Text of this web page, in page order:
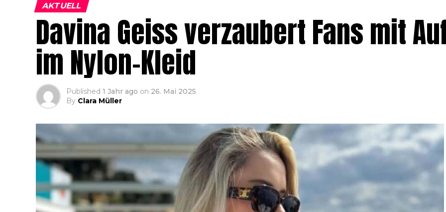
AKTUELL
Davina Geiss verzaubert Fans mit
im Nylon-Kleid
Published 1 Jahr ago on 26. Mai 2025
By Clara Müller